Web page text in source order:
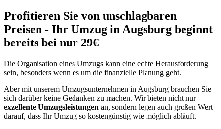
Profitieren Sie von unschlagbaren
Preisen - Ihr Umzug in Augsburg beginnt
bereits bei nur 29€
Die Organisation eines Umzugs kann eine echte Herausforderung
sein, besonders wenn es um die finanzielle Planung geht.
Aber mit unserem Umzugsunternehmen in Augsburg brauchen Sie
sich darüber keine Gedanken zu machen. Wir bieten nicht nur
exzellente Umzugsleistungen an, sondern legen auch großen Wert
darauf, dass Ihr Umzug so kostengünstig wie möglich abläuft.